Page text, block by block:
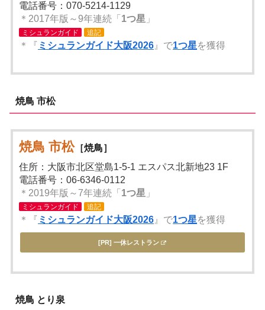
電話番号：070-5214-1129
＊2017年版～9年連続「 1つ星 」
ミシュランガイド 追記
＊『 ミシュランガイド大阪2026 』で1つ星を獲得
焼鳥 市松
焼鳥 市松［焼鳥］
住所：大阪市北区堂島1-5-1 エスパス北新地23 1F
電話番号：06-6346-0112
＊2019年版～7年連続「 1つ星 」
ミシュランガイド 追記
＊『 ミシュランガイド大阪2026 』で1つ星を獲得
[PR] 一休レストラン
焼鳥 とり泉